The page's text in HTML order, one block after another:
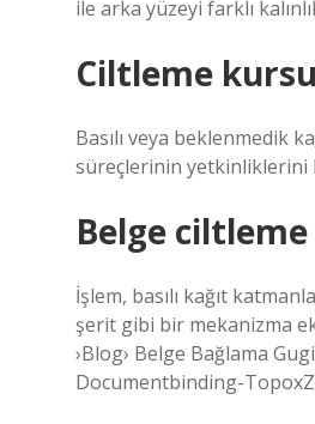
ile arka yüzeyi farklı
Ciltleme
Basılı veya beklenmedik
süreçlerinin yetkinliklerini
Belge
İşlem, basılı kağıt
şerit gibi bir mekanizma
›Blog› Belge Bağlama
Documentbinding-